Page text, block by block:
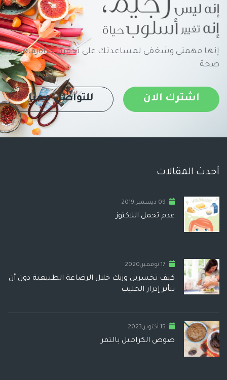
إنها مهمتي وشغفي لمساعدتك على تحقيق حياةرفاهية و
صحة
اشترك الان للتواصل معنا
أحدث المقالات
09 ديسمبر,2019
عدم تحمل اللاكتوز
17 نوفمبر,2020
كيف تخسرين وزنك خلال الرضاعة الطبيعية دون أن
يتأثر إدرار الحليب
15 أكتوبر,2023
صوص الكراميل بالتمر